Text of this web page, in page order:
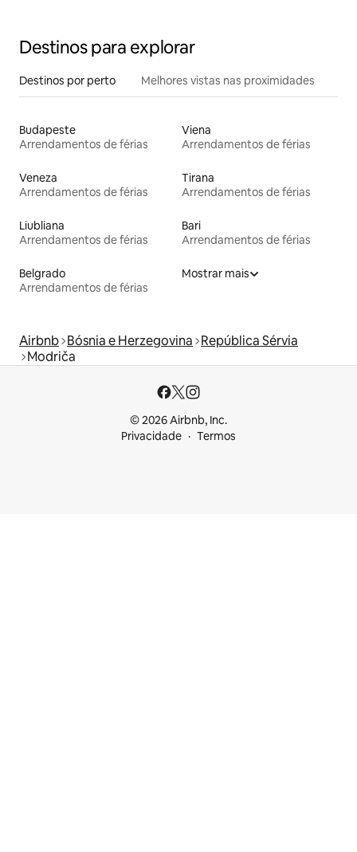
Destinos para explorar
Destinos por perto Melhores vistas nas proximidades
Budapeste
Arrendamentos de férias
Viena
Arrendamentos de férias
Veneza
Arrendamentos de férias
Tirana
Arrendamentos de férias
Liubliana
Arrendamentos de férias
Bari
Arrendamentos de férias
Belgrado
Arrendamentos de férias
Mostrar mais
Airbnb Bósnia e Herzegovina República Sérvia
Modriča
© 2026 Airbnb, Inc.
Privacidade
Termos